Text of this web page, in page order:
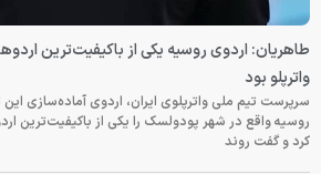
طاهریان: اردوی روسیه یکی از باکیفیت‌ترین
واترپلو بود
سرپرست تیم ملی واترپلوی ایران، اردوی آماده‌سازی
روسیه واقع در شهر پودولسک را یکی از باکیفیت‌ترین
کرد و گفت روند